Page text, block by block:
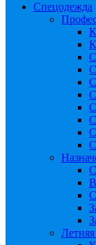
Спецодежда